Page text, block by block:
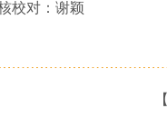
校对：谢颖